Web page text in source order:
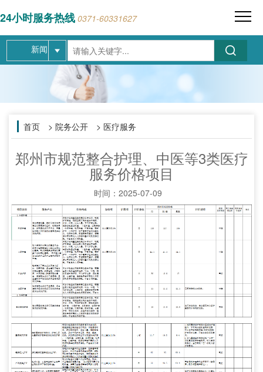
24小时服务热线 0371-60331627
新闻
首页 > 院务公开 > 医疗服务
郑州市规范整合护理、中医等3类医疗
服务价格项目
时间： 2025-07-09